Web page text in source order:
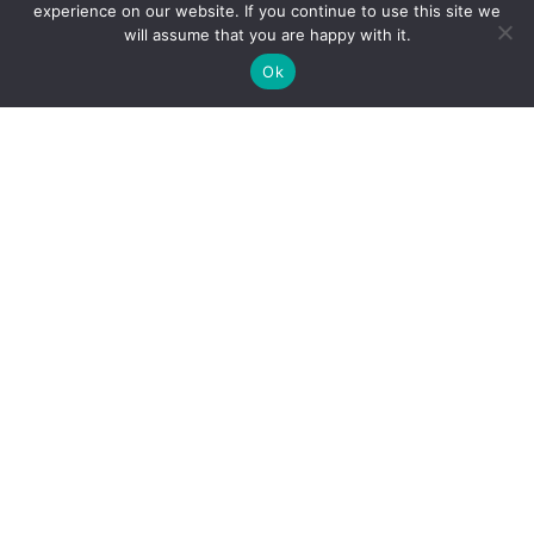
experience on our website. If you continue to use this site we
will assume that you are happy with it.
Ok